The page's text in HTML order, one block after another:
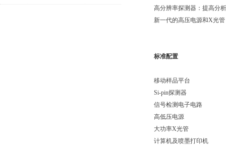
高分辨率探测器：提高分
新一代的高压电源和X光
标准配置
移动样品平台
Si-pin探测器
信号检测电子电路
高低压电源
大功率X光管
计算机及喷墨打印机